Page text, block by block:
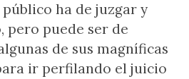
ha de juzgar y
pero puede ser de
de sus magníficas
ir perfilando el juicio